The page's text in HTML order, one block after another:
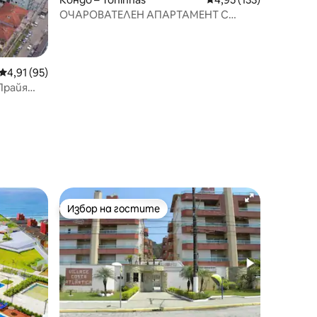
оценка: 4,91 от 5, 95 отзива
4,91 (95)
ОЧАРОВАТЕЛЕН АПАРТАМЕНТ С
Избор на гостите
Избор на гостите